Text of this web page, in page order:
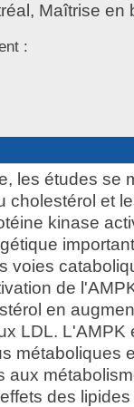
Maîtrise en
:
les études se
cholestérol et
kinase
voies
de
en
LDL. L'AMPK
métaboliques
aux
des